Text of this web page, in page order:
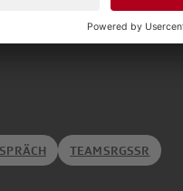
TEAMSRGSSR